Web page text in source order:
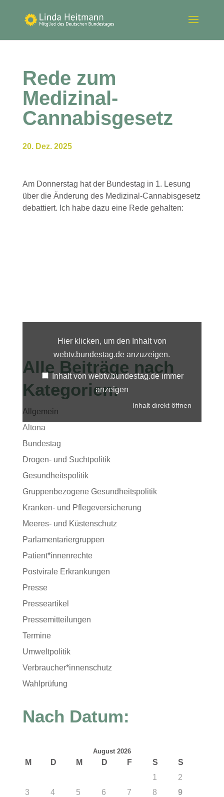
Rede zum
Medizinal-
Cannabisgesetz
20. Dez. 2025
Am Donnerstag hat der Bundestag in 1. Lesung
über die Änderung des Medizinal-Cannabisgesetz
debattiert. Ich habe dazu eine Rede gehalten:
webtv.bundestag.deHier klicken, um den Inhalt von
webtv.bundestag.de anzuzeigen.
Inhalt von webtv.bundestag.de immer
anzeigen
Inhalt direkt öffnen
Alle Beiträge nach
Kategorien:
Allgemein
Altona
Bundestag
Drogen- und Suchtpolitik
Gesundheitspolitik
Gruppenbezogene Gesundheitspolitik
Kranken- und Pflegeversicherung
Meeres- und Küstenschutz
Parlamentariergruppen
Patient*innenrechte
Postvirale Erkrankungen
Presse
Presseartikel
Pressemitteilungen
Termine
Umweltpolitik
Verbraucher*innenschutz
Wahlprüfung
Nach Datum:
August 2026
M D M D F S
S
1
2
3
4 5 6 7 8
9